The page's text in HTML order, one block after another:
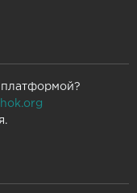
платформой?